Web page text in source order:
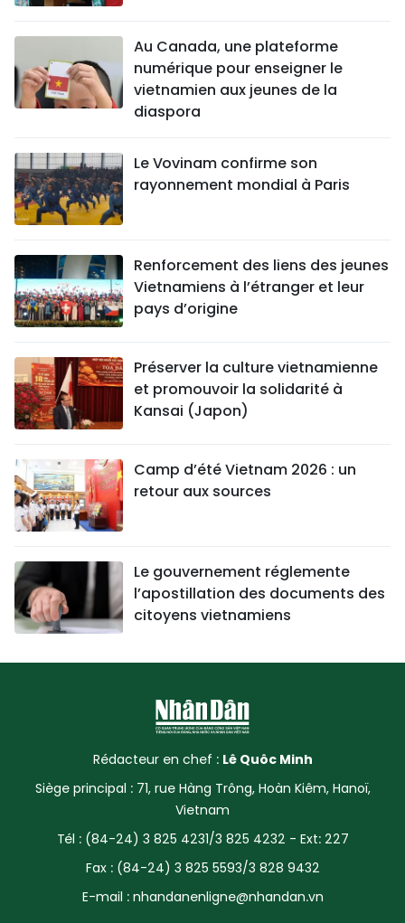
Au Canada, une plateforme
numérique pour enseigner le
vietnamien aux jeunes de la
diaspora
Le Vovinam confirme son
rayonnement mondial à Paris
Renforcement des liens des jeunes
Vietnamiens à l’étranger et leur
pays d’origine
Préserver la culture vietnamienne
et promouvoir la solidarité à
Kansai (Japon)
Camp d’été Vietnam 2026 : un
retour aux sources
Le gouvernement réglemente
l’apostillation des documents des
citoyens vietnamiens
Rédacteur en chef : Lê Quôc Minh
Siège principal : 71, rue Hàng Trông, Hoàn Kiêm, Hanoï,
Vietnam
Tél : (84-24) 3 825 4231/3 825 4232 - Ext: 227
Fax : (84-24) 3 825 5593/3 828 9432
E-mail : nhandanenligne@nhandan.vn